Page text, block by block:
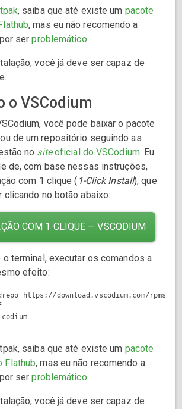
, saiba que até existe um pacote
, mas eu não recomendo a
serproblemático.
você já deve ser capaz de
o VSCodium
você pode baixar o pacote
ou de um repositório seguindo as
no siteoficial do VSCodium. Eu
de, com base nessas instruções,
com 1 clique ( 1-Click Install), que
no botão abaixo:
COM 1 CLIQUE — VSCODIUM
terminal, executar os comandos a
efeito:
https://download.vscodium.com/rpms/
# zypper in codium
saiba que até existe um pacote
Flathub, mas eu não recomendo a
serproblemático.
você já deve ser capaz de